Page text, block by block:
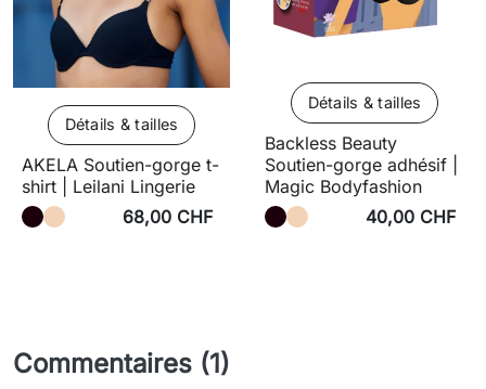
Détails & tailles
AKELA Soutien-gorge t-
shirt | Leilani Lingerie
68,00 CHF
Détails & tailles
Backless Beauty
Soutien-gorge adhésif |
Magic Bodyfashion
40,00 CHF
Commentaires (1)